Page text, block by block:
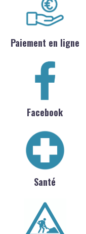
Paiement en ligne
Facebook
Santé